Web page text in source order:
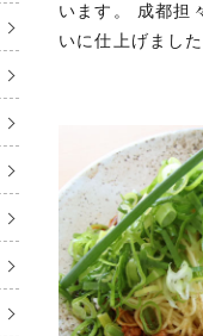
います。 成都担
いに仕上げました